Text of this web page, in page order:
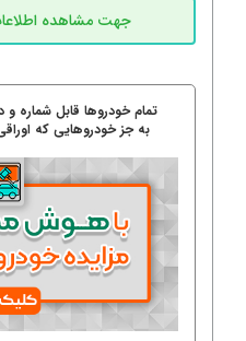
تمام خودروها قابل شماره
به جز خودروهایی که